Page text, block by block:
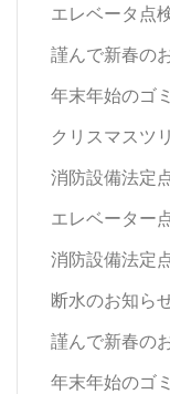
エレベータ点
謹んで新春の
年末年始のゴ
クリスマスツ
消防設備法定
エレベーター
消防設備法定
断水のお知ら
謹んで新春の
年末年始のゴ